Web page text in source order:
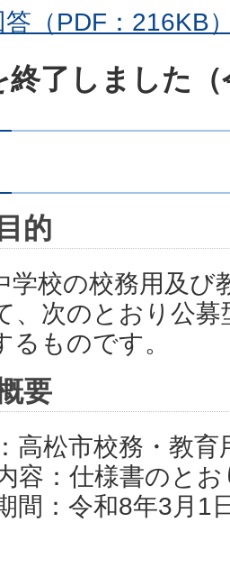
（PDF：216KB
終了しました
的
学校の校務用及
、次のとおり公
るものです。
要
松市校務・教育
容：仕様書のとお
：令和8年3月1